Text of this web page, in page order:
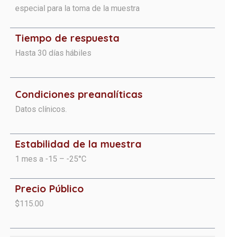
especial para la toma de la muestra
Tiempo de respuesta
Hasta 30 días hábiles
Condiciones preanalíticas​​​
Datos clínicos.
Estabilidad de la muestra
1 mes a -15 – -25°C
Precio Público
$115.00